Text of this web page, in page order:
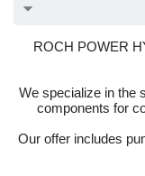
ROCH POWER
We specialize in the
components for
Our offer includes